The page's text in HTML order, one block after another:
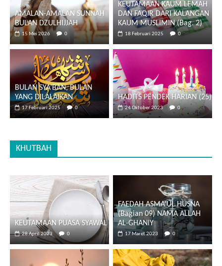
AMALAN-AMALAN SUNNAH
BULAN DZULHIJJAH
15 Mei 2026 0
KEUTAMAAN KAUM LEMAH
DAN FAQIR DARI KALANGAN
KAUM MUSLIMIN (Bag. 2)
18 Februari 2025 0
BULAN SYA’BAN, BULAN
YANG DILALAIKAN
17 Februari 2025 0
HADITS PENDEK HARIAN (25)
24 Oktober 2023 0
KHUTBAH
KEUTAMAAN PUASA SYAWAL
28 April 2023 0
FAEDAH ASMA’UL HUSNA
(Bagian 09) NAMA ALLAH
AL-GHANIY
17 Maret 2023 0